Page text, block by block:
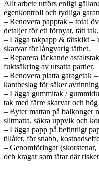
Allt arbete utförs enligt
egenkontroll och tydliga
– Renovera papptak – total
detaljer för ett förnyat, tätt tak.
– Lägga takpapp & tätskikt –
skarvar för långvarig täthet.
– Reparera läckande
fuktsäkring av utsatta partier.
– Renovera platta garagetak
kantbeslag för säker
– Lägga gummitak /
tak med färre skarvar och
– Byter mattan på balkonger
slitmatta, säkra uppvik och
– Lägga papp på befintligt
tillåter, för snabb,
– Genomföringar (skorstenar,
och kragar som tätar där